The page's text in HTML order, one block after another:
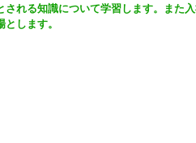
れる知識について学習します。また
します。